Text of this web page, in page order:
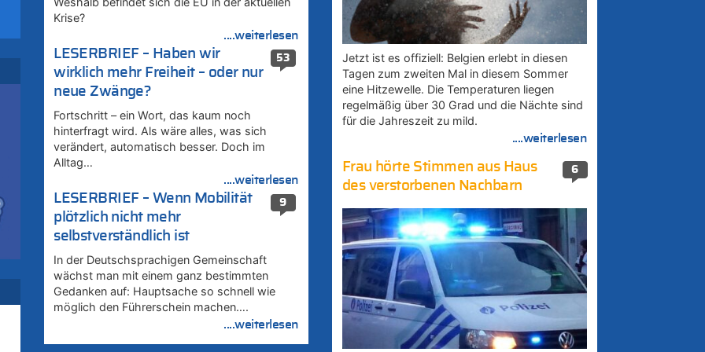
Krise?
....weiterlesen
53
LESERBRIEF – Haben wir
wirklich mehr Freiheit – oder nur
neue Zwänge?
Fortschritt – ein Wort, das kaum noch
hinterfragt wird. Als wäre alles, was sich
verändert, automatisch besser. Doch im
Alltag…
....weiterlesen
9
LESERBRIEF – Wenn Mobilität
plötzlich nicht mehr
selbstverständlich ist
In der Deutschsprachigen Gemeinschaft
wächst man mit einem ganz bestimmten
Gedanken auf: Hauptsache so schnell wie
möglich den Führerschein machen….
....weiterlesen
Jetzt ist es offiziell: Belgien erlebt in diesen
Tagen zum zweiten Mal in diesem Sommer
eine Hitzewelle. Die Temperaturen liegen
regelmäßig über 30 Grad und die Nächte sind
für die Jahreszeit zu mild.
....weiterlesen
6
Frau hörte Stimmen aus Haus
des verstorbenen Nachbarn